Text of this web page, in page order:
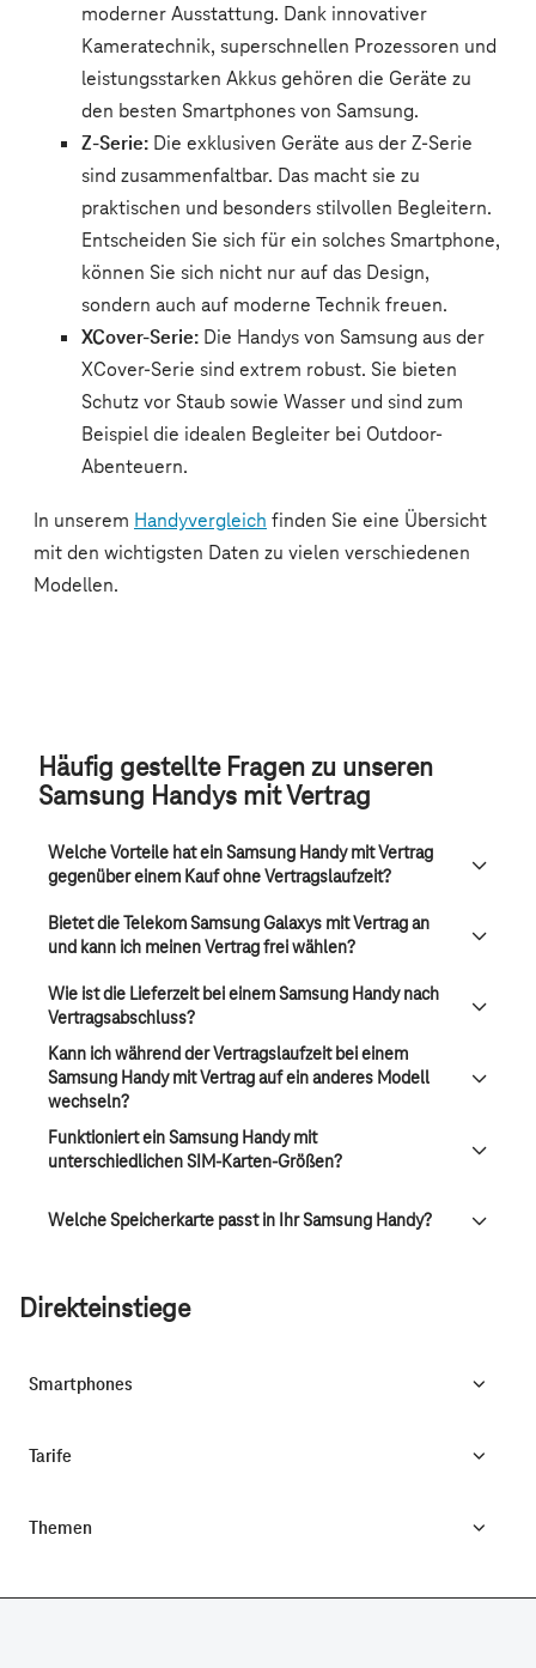
Häufig gestellte Fragen zu unseren
Samsung Handys mit Vertrag
Welche Vorteile hat ein Samsung Handy mit Vertrag
gegenüber einem Kauf ohne Vertragslaufzeit?
Bietet die Telekom Samsung Galaxys mit Vertrag an
und kann ich meinen Vertrag frei wählen?
Wie ist die Lieferzeit bei einem Samsung Handy nach
Vertragsabschluss?
Kann ich während der Vertragslaufzeit bei einem
Samsung Handy mit Vertrag auf ein anderes Modell
wechseln?
Funktioniert ein Samsung Handy mit
unterschiedlichen SIM-Karten-Größen?
Welche Speicherkarte passt in Ihr Samsung Handy?
Direkteinstiege
Smartphones
Tarife
Themen